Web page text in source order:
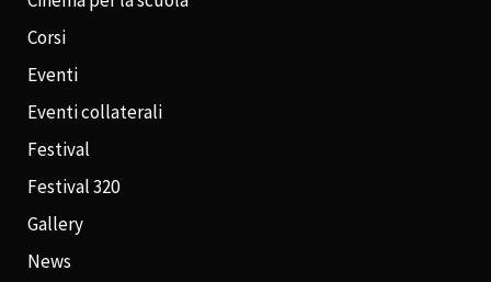
Corsi
Eventi
Eventi collaterali
Festival
Festival 320
Gallery
News